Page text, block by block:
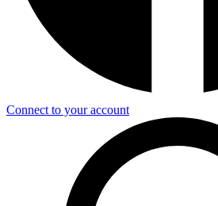
Connect to your account